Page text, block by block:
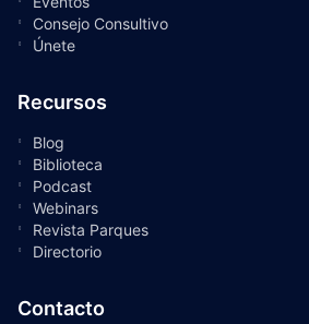
Consejo Consultivo
Únete
Recursos
Blog
Biblioteca
Podcast
Webinars
Revista Parques
Directorio
Contacto